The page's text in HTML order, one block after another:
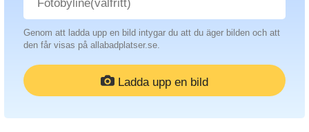
Genom att ladda upp en bild intygar du att du äger bilden och att
den får visas på allabadplatser.se.
Ladda upp en bild